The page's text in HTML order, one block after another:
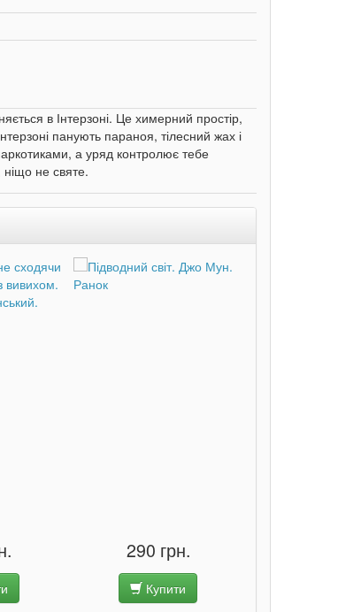
в Інтерзоні. Це химерний простір,
панують параноя, тілесний жах і
а уряд контролює тебе
не святе.
290 грн.
Купити